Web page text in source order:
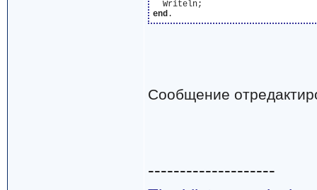
end
Сообщение
--------------------